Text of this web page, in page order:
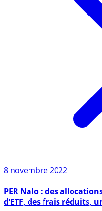
8 novembre 2022